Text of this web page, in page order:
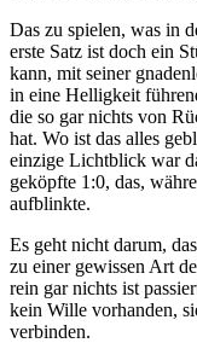
Das zu spielen, was in
erste Satz ist doch ein
kann, mit seiner
in eine Helligkeit
die so gar nichts von
hat. Wo ist das alles
einzige Lichtblick war
geköpfte 1:0, das,
aufblinkte.
Es geht nicht darum,
zu einer gewissen Art
rein gar nichts ist
kein Wille vorhanden,
verbinden.